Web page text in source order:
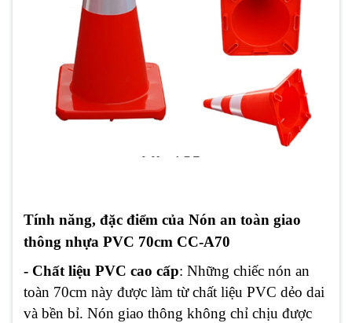
Tính năng, đặc điểm của Nón an toàn giao
thông nhựa PVC 70cm CC-A70
- Chất liệu PVC cao cấp: Những chiếc nón an
toàn 70cm này được làm từ chất liệu PVC dẻo dai
và bền bỉ. Nón giao thông không chỉ chịu được